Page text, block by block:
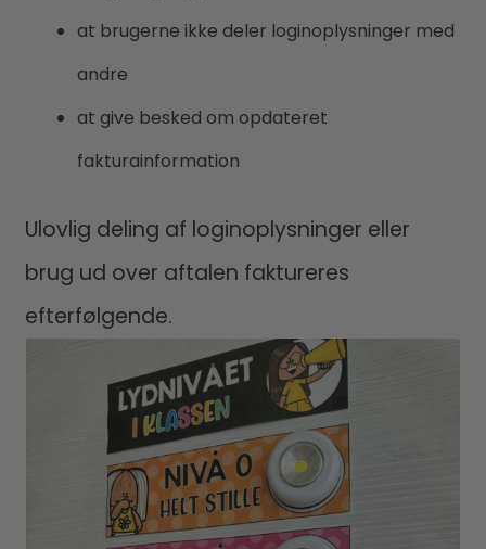
at brugerne ikke deler loginoplysninger med
andre
at give besked om opdateret
fakturainformation
Ulovlig deling af loginoplysninger eller
brug ud over aftalen faktureres
efterfølgende.